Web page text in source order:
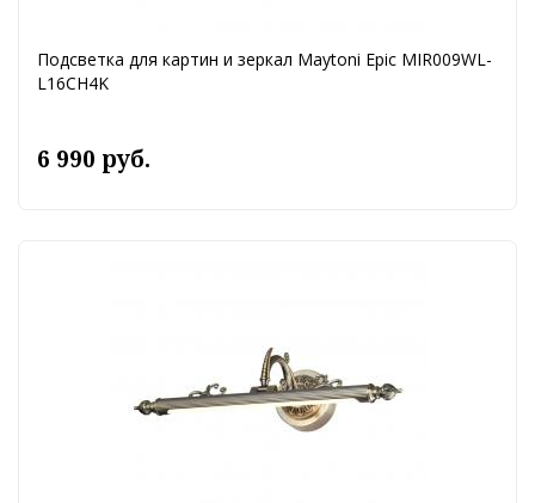
Подсветка для картин и зеркал Maytoni Epic MIR009WL-
L16CH4K
6 990 руб.